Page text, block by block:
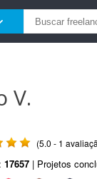
V.
(5.0 - 1
17657 | Projetos